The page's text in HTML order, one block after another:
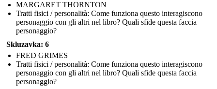
MARGARET THORNTON
Tratti fisici / personalità: Come funziona questo interagiscono
personaggio con gli altri nel libro? Quali sfide questa faccia
personaggio?
Skluzavka: 6
FRED GRIMES
Tratti fisici / personalità: Come funziona questo interagiscono
personaggio con gli altri nel libro? Quali sfide questa faccia
personaggio?